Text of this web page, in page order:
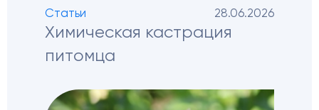
Статьи 28.06.2026
Химическая кастрация
питомца